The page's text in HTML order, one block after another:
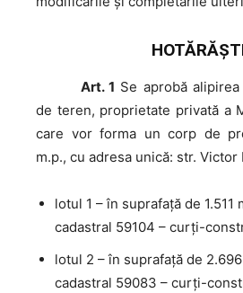
Art. 1 Se aprobă
de teren, proprietate privată a
care vor forma un corp de
m.p., cu adresa unică: str. Victor
lotul 1 – în suprafaţă de 1.511
cadastral 59104 – curți-
lotul 2 – în suprafaţă de
cadastral 59083 – curți-